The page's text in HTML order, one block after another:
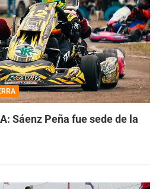
Sáenz Peña fue sede de la